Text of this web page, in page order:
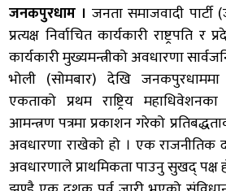
जनकपुरधाम । जनता समाजवादी
प्रत्यक्ष निर्वाचित कार्यकारी राष्ट्रपति र
कार्यकारी मुख्यमन्त्रीको अवधारणा
भोली (सोमबार) देखि
एकताको प्रथम राष्ट्रिय
आमन्त्रण पत्रमा प्रकाशन गरेको
अवधारणा राखेको हो । एक राजनीतिक
अवधारणाले प्राथमिकता पाउनु सुखद् पक्ष